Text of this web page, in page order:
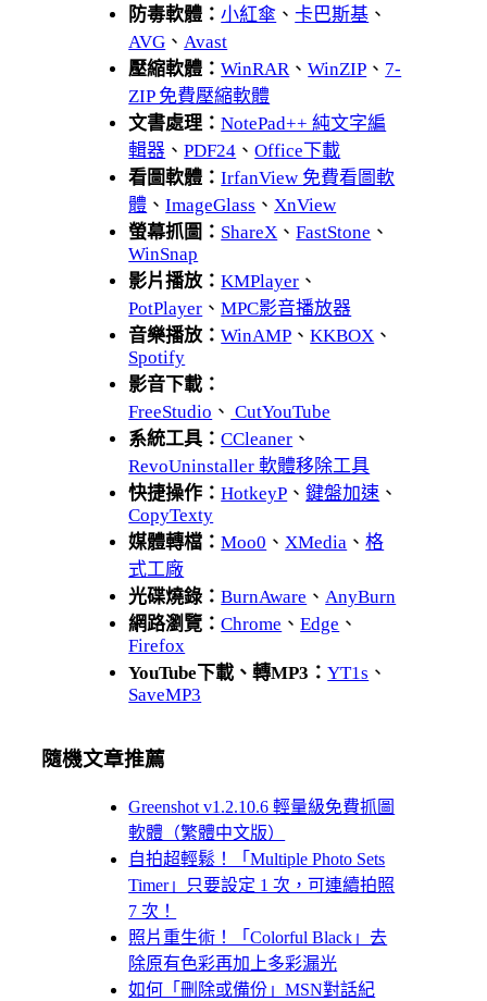
防毒軟體：小紅傘 、卡巴斯基 、
AVG 、 Avast
壓縮軟體：WinRAR 、WinZIP 、 7-
ZIP 免費壓縮軟體
文書處理：NotePad++ 純文字編
輯器 、PDF24 、Office下載
看圖軟體：IrfanView 免費看圖軟
體 、ImageGlass 、 XnView
螢幕抓圖： ShareX 、FastStone 、
WinSnap
影片播放：KMPlayer 、
PotPlayer 、MPC影音播放器
音樂播放：WinAMP 、KKBOX 、
Spotify
影音下載：
FreeStudio 、 CutYouTube
系統工具：CCleaner 、
RevoUninstaller 軟體移除工具
快捷操作：HotkeyP 、鍵盤加速 、
CopyTexty
媒體轉檔：Moo0 、 XMedia 、格
式工廠
光碟燒錄：BurnAware 、 AnyBurn
網路瀏覽：Chrome 、Edge 、
Firefox
YouTube下載、轉MP3：YT1s 、
SaveMP3
隨機文章推薦
Greenshot v1.2.10.6 輕量級免費抓圖
軟體（繁體中文版）
自拍超輕鬆！「Multiple Photo Sets
Timer」只要設定 1 次，可連續拍照
7 次！
照片重生術！「Colorful Black」去
除原有色彩再加上多彩漏光
如何「刪除或備份」MSN對話紀